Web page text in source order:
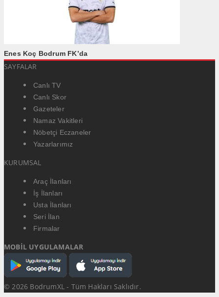
Enes Koç Bodrum FK’da
SAYFALAR
Canlı TV
Canlı Skor
Gazeteler
Namaz Vakitleri
Nöbetçi Eczaneler
Yazarlarımız
KURUMSAL
Araç İlanları
İş İlanları
Usta İlanları
Seri İlan
Firmalar
MOBİL UYGULAMALAR
© 2026 BodrumXL - Tüm Hakları Saklıdır.